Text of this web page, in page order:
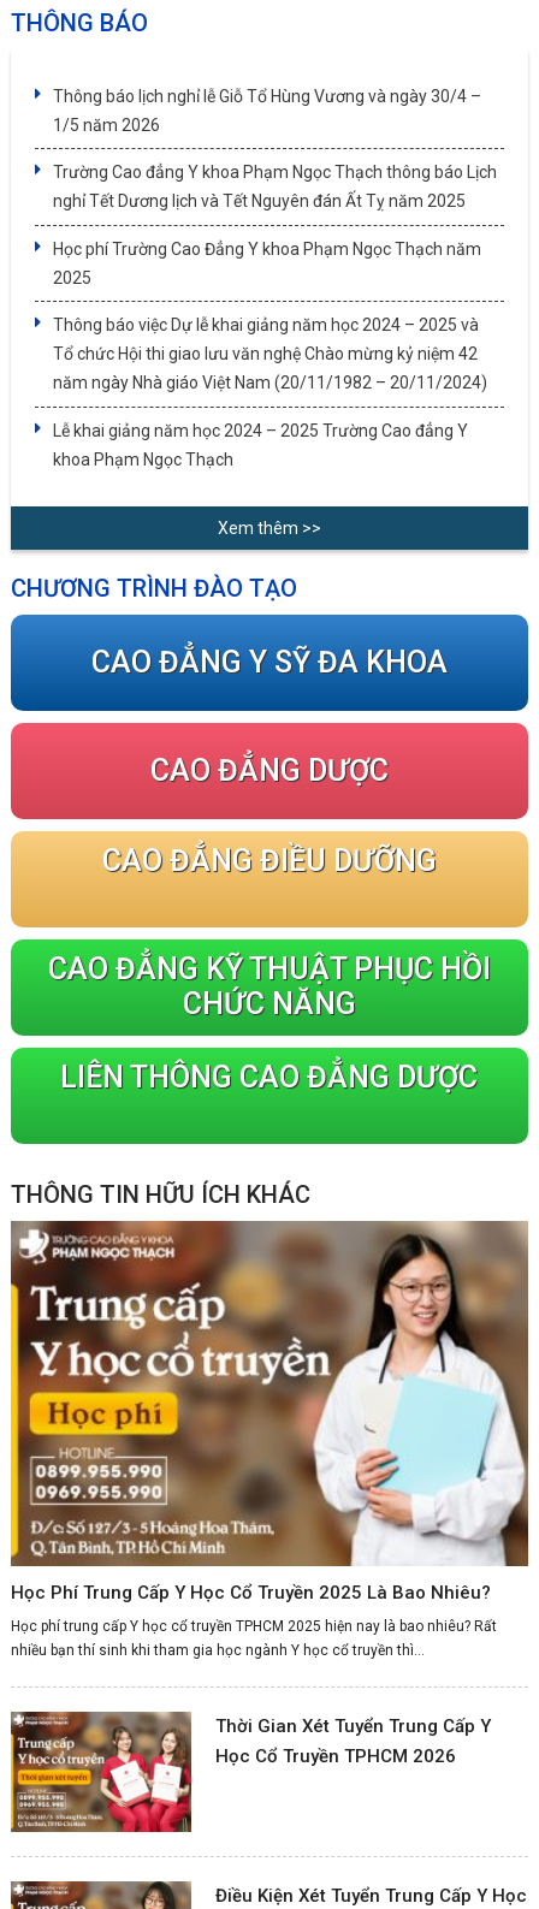
THÔNG BÁO
Thông báo lịch nghỉ lễ Giỗ Tổ Hùng Vương và ngày 30/4 –
1/5 năm 2026
Trường Cao đẳng Y khoa Phạm Ngọc Thạch thông báo Lịch
nghỉ Tết Dương lịch và Tết Nguyên đán Ất Tỵ năm 2025
Học phí Trường Cao Đẳng Y khoa Phạm Ngọc Thạch năm
2025
Thông báo việc Dự lễ khai giảng năm học 2024 – 2025 và
Tổ chức Hội thi giao lưu văn nghệ Chào mừng kỷ niệm 42
năm ngày Nhà giáo Việt Nam (20/11/1982 – 20/11/2024)
Lễ khai giảng năm học 2024 – 2025 Trường Cao đẳng Y
khoa Phạm Ngọc Thạch
Xem thêm >>
CHƯƠNG TRÌNH ĐÀO TẠO
CAO ĐẲNG Y SỸ ĐA KHOA
CAO ĐẲNG DƯỢC
CAO ĐẲNG ĐIỀU DƯỠNG
CAO ĐẲNG KỸ THUẬT PHỤC HỒI
CHỨC NĂNG
LIÊN THÔNG CAO ĐẲNG DƯỢC
THÔNG TIN HỮU ÍCH KHÁC
Học Phí Trung Cấp Y Học Cổ Truyền 2025 Là Bao Nhiêu?
Học phí trung cấp Y học cổ truyền TPHCM 2025 hiện nay là bao nhiêu? Rất
nhiều bạn thí sinh khi tham gia học ngành Y học cổ truyền thì...
Thời Gian Xét Tuyển Trung Cấp Y
Học Cổ Truyền TPHCM 2026
Điều Kiện Xét Tuyển Trung Cấp Y Học